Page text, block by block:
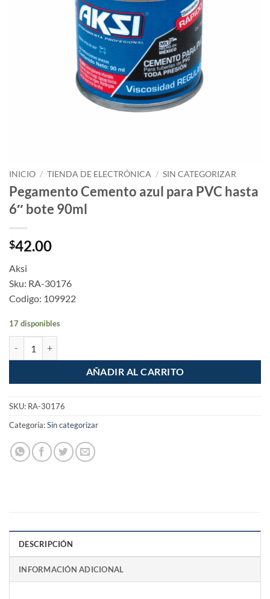
INICIO / TIENDA DE ELECTRÓNICA / SIN CATEGORIZAR
Pegamento Cemento azul para PVC hasta
6″ bote 90ml
$42.00
Aksi
Sku: RA-30176
Codigo: 109922
17 disponibles
AÑADIR AL CARRITO
SKU: RA-30176
Categoría:Sin categorizar
DESCRIPCIÓN
INFORMACIÓN ADICIONAL